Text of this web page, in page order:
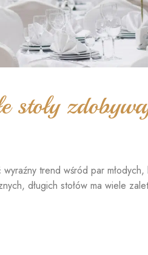
stoły
trend wśród par
długich stołów ma wiele